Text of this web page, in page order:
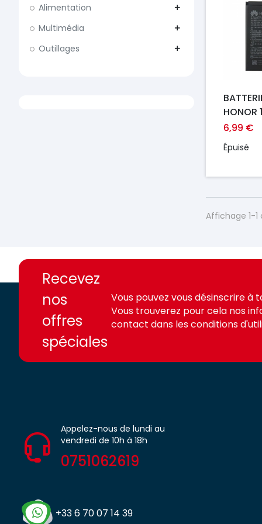
Alimentation add
Multimédia add
Outillages add
HONOR
SMART
PSMART
6,99 €
Épuisé
Affichage 1-1
access.fr
access.fr
Recevez
nos
offres
spéciales
Vous pouvez vous désinscrire à
Vous trouverez pour cela nos
contact dans les conditions
Appelez-nous de lundi au
vendredi de 10h à 18h
0751062619
+33 6 70 07 14 39